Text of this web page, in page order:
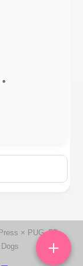
＋
× PUG_FB